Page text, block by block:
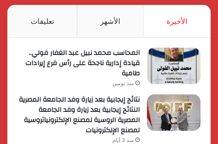
الأخيرة الأشهر تعليقات
المحاسب محمد نبيل عبد الغفار فولي..
قيادة إدارية ناجحة على رأس فرع إيرادات
طامية
منذ يومين
نتائج إيجابية بعد زيارة وفد الجامعة المصرية
النتائج إيجابية بعد زيارة وفد الجامعة
المصرية الروسية لمصنع الإلكترونياتروسية
لمصنع الإلكترونيات
منذ 3 أيام